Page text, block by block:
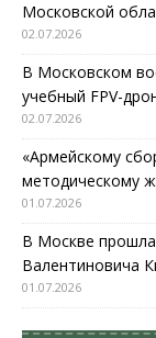
Московской
02.07.2026
В Московском
учебный FPV-
02.07.2026
«Армейскому
методическому
01.07.2026
В Москве
Валентиновича
01.07.2026